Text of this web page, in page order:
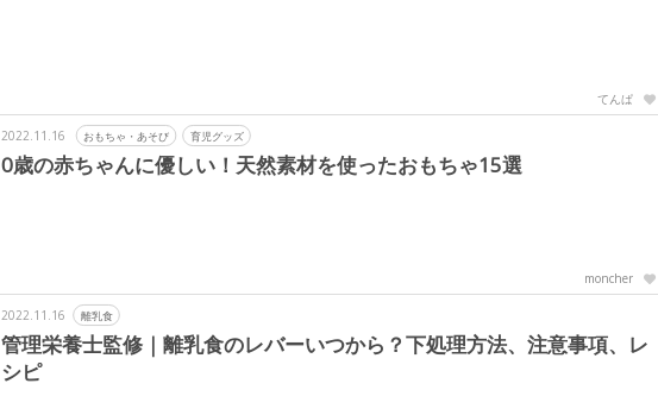
てんぱ
2022.11.16 おもちゃ・あそび 育児グッズ
0歳の赤ちゃんに優しい！天然素材を使ったおもちゃ15選
moncher
2022.11.16 離乳食
管理栄養士監修｜離乳食のレバーいつから？下処理方法、注意事項、レ
シピ